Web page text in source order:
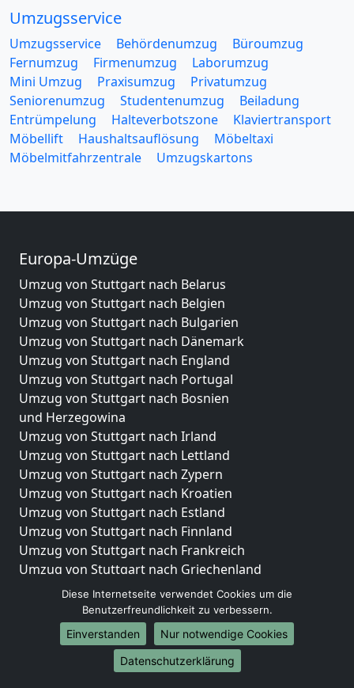
Umzugsservice
Umzugsservice Behördenumzug
Büroumzug
Fernumzug
Firmenumzug
Laborumzug
Mini Umzug
Praxisumzug
Privatumzug
Seniorenumzug
Studentenumzug
Beiladung
Entrümpelung
Halteverbotszone
Klaviertransport
Möbellift
Haushaltsauflösung
Möbeltaxi
Möbelmitfahrzentrale
Umzugskartons
Europa-Umzüge
Umzug von Stuttgart nach Belarus
Umzug von Stuttgart nach Belgien
Umzug von Stuttgart nach Bulgarien
Umzug von Stuttgart nach Dänemark
Umzug von Stuttgart nach England
Umzug von Stuttgart nach Portugal
Umzug von Stuttgart nach Bosnien
und Herzegowina
Umzug von Stuttgart nach Irland
Umzug von Stuttgart nach Lettland
Umzug von Stuttgart nach Zypern
Umzug von Stuttgart nach Kroatien
Umzug von Stuttgart nach Estland
Umzug von Stuttgart nach Finnland
Umzug von Stuttgart nach Frankreich
Umzug von Stuttgart nach Griechenland
Umzug von Stuttgart nach Italien
Umzug von Stuttgart nach Liechtenstein
Umzug von Stuttgart nach Luxemburg
Umzug von Stuttgart nach Niederlande
Umzug von Stuttgart nach Norwegen
Diese Internetseite verwendet Cookies um die
Benutzerfreundlichkeit zu verbessern.
Einverstanden
Nur notwendige Cookies
Datenschutzerklärung